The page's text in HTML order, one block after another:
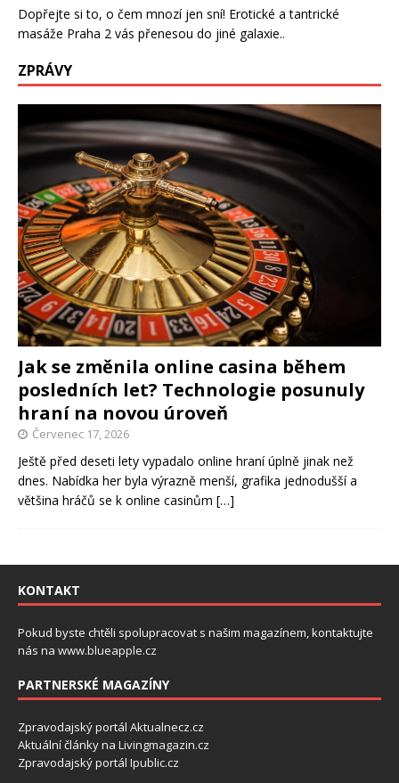
Dopřejte si to, o čem mnozí jen sní! Erotické a tantrické
masáže Praha 2 vás přenesou do jiné galaxie..
ZPRÁVY
Jak se změnila online casina během
posledních let? Technologie posunuly
hraní na novou úroveň
Červenec 17, 2026
Ještě před deseti lety vypadalo online hraní úplně jinak než
dnes. Nabídka her byla výrazně menší, grafika jednodušší a
většina hráčů se k online casinům […]
KONTAKT
Pokud byste chtěli spolupracovat s našim magazínem, kontaktujte
nás na www.blueapple.cz
PARTNERSKÉ MAGAZÍNY
Zpravodajský portál Aktualnecz.cz
Aktuální články na Livingmagazin.cz
Zpravodajský portál Ipublic.cz